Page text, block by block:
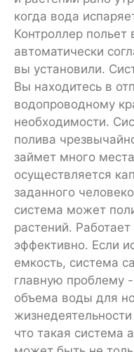
когда вода
Контроллер
автоматически
вы установили.
Вы находитесь в
водопроводному
необходимости.
полива
займет много
осуществляется
заданного
система может
растений.
эффективно. Если
емкость, система
главную проблему
объема воды для
что такая система